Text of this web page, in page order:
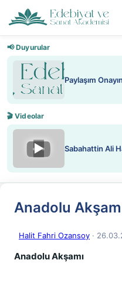
📢 Duyurular
Paylaşım
🎬 Videolar
▶ Sabahattin Ali
Anadolu
Halit Fahri Ozansoy ·
Anadolu Akşamı